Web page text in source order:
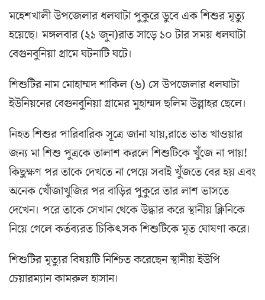
মহেশখালী উপজেলার ধলঘাটা পুকুরে ডুবে এক শিশুর মৃত্যু
হয়েছে। মঙ্গলবার (২১ জুন)রাত সাড়ে ১০ টার সময় ধলঘাটা
বেগুনবুনিয়া গ্রামে ঘটনাটি ঘটে।
শিশুটির নাম মোহাম্মদ শাকিল (৬) সে উপজেলার ধলঘাটা
ইউনিয়নের বেগুনবুনিয়া গ্রামের মুহাম্মদ ছলিম উল্লাহর ছেলে।
নিহত শিশুর পারিবারিক সূত্রে জানা যায়,রাতে ভাত খাওয়ার
জন্য মা শিশু পুত্রকে তালাশ করলে শিশুটিকে খুঁজে না পায়!
কিছুক্ষণ পর তাকে দেখতে না পেয়ে সবাই খুঁজতে বের হয় এবং
অনেক খোঁজাখুজির পর বাড়ির পুকুরে তার লাশ ভাসতে
দেখেন। পরে তাকে সেখান থেকে উদ্ধার করে স্থানীয় ক্লিনিকে
নিয়ে গেলে কর্তব্যরত চিকিৎসক শিশুটিকে মৃত ঘোষণা করে।
শিশুটির মৃত্যুর বিষয়টি নিশ্চিত করেছেন স্থানীয় ইউপি
চেয়ারম্যান কামরুল হাসান।